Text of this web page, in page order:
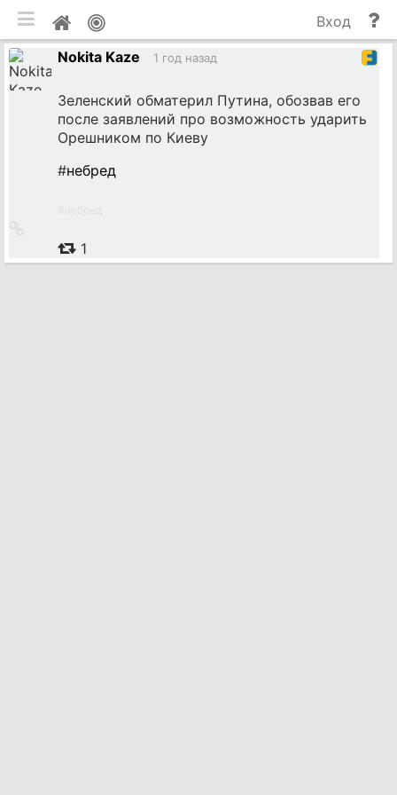
Мой
профиль
и
Вход
Nokita Kaze
1 год назад
Зеленский обматерил Путина, обозвав его
после заявлений про возможность ударить
Орешником по Киеву
#небред
источник
1
мобильная версия